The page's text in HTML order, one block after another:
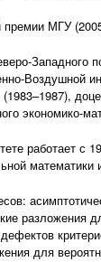
премии МГУ
Западного
Воздушной
экономико-
работает с
математики
разложения
для